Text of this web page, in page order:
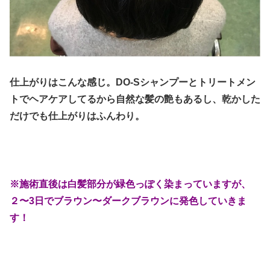
仕上がりはこんな感じ。DO-Sシャンプーとトリートメン
トでヘアケアしてるから自然な髪の艶もあるし、乾かした
だけでも仕上がりはふんわり。
※施術直後は白髪部分が緑色っぽく染まっていますが、
２〜3日でブラウン〜ダークブラウンに発色していきま
す！